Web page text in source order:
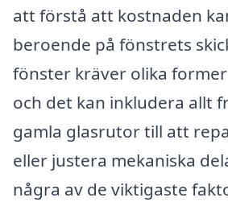
att förstå att kostnaden
beroende på fönstrets
fönster kräver olika
och det kan inkludera allt
gamla glasrutor till att
eller justera mekaniska
några av de viktigaste